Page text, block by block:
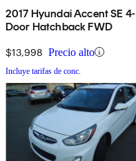
2017 Hyundai Accent SE 4-
Door Hatchback FWD
$13,998 Precio alto
Incluye tarifas de conc.